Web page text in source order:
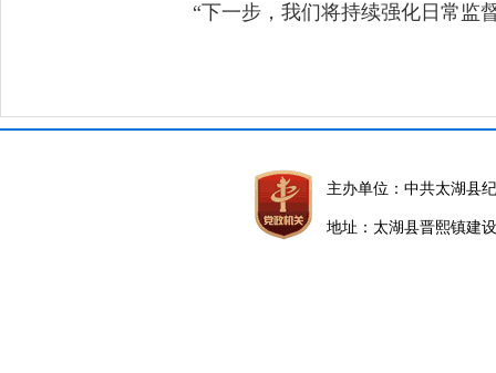
“下一步，我们将持续强化日常监
主办单位：中共太湖县
地址：太湖县晋熙镇建